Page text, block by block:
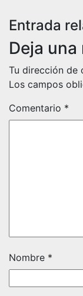
Entrada
Deja
Tu dirección de
Los campos
Comentario *
Nombre *